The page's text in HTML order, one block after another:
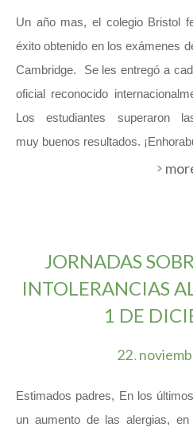
Un año mas, el colegio Bristol
éxito obtenido en los exámenes
Cambridge. Se les entregó a
oficial reconocido
Los estudiantes superaron
muy buenos resultados.
JORNADAS
INTOLERANCIAS
1 DE
22.
Estimados padres, En los
un aumento de las alergias,